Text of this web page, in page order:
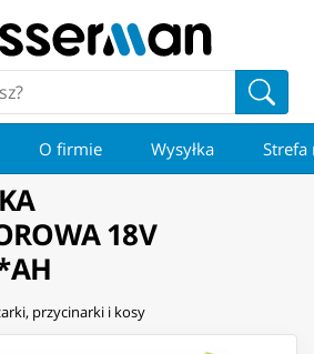
O firmie Wysyłka Strefa
18V
przycinarki i kosy